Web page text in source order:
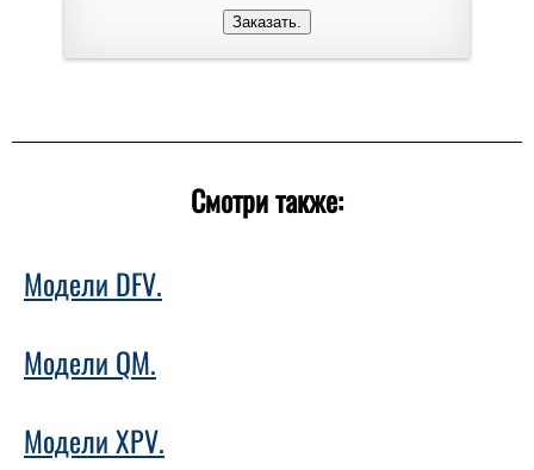
Смотри также:
Модели DFV.
Модели QM.
Модели XPV.